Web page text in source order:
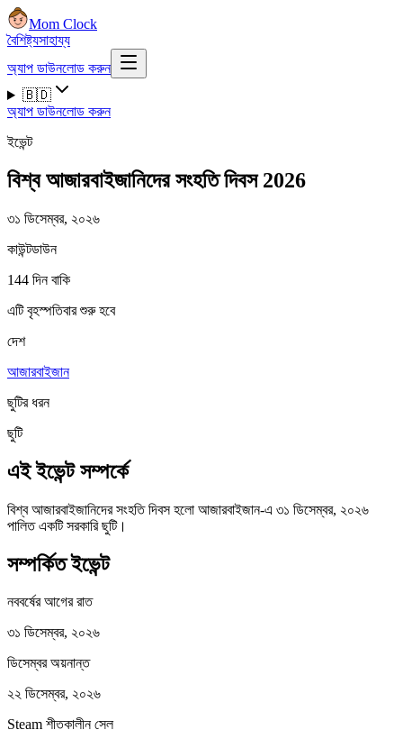
Mom Clock
বৈশিষ্ট্যসাহায্য
অ্যাপ ডাউনলোড করুন
🇧🇩
অ্যাপ ডাউনলোড করুন
ইভেন্ট
বিশ্ব আজারবাইজানিদের সংহতি দিবস 2026
৩১ ডিসেম্বর, ২০২৬
কাউন্টডাউন
144 দিন বাকি
এটি বৃহস্পতিবার শুরু হবে
দেশ
আজারবাইজান
ছুটির ধরন
ছুটি
এই ইভেন্ট সম্পর্কে
বিশ্ব আজারবাইজানিদের সংহতি দিবস হলো আজারবাইজান-এ ৩১ ডিসেম্বর, ২০২৬
পালিত একটি সরকারি ছুটি।
সম্পর্কিত ইভেন্ট
নববর্ষের আগের রাত
৩১ ডিসেম্বর, ২০২৬
ডিসেম্বর অয়নান্ত
২২ ডিসেম্বর, ২০২৬
Steam শীতকালীন সেল